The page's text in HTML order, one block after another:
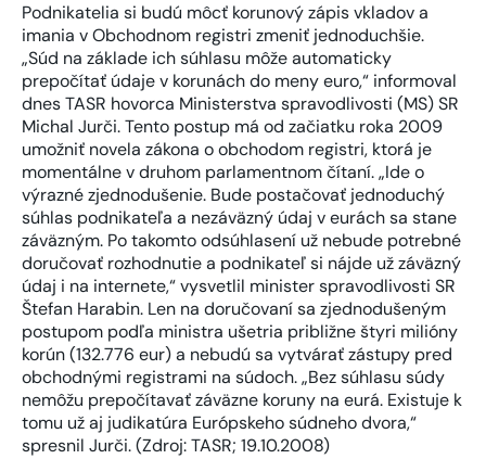
Podnikatelia si budú môcť korunový zápis vkladov a
imania v Obchodnom registri zmeniť jednoduchšie.
„Súd na základe ich súhlasu môže automaticky
prepočítať údaje v korunách do meny euro,“ informoval
dnes TASR hovorca Ministerstva spravodlivosti (MS) SR
Michal Jurči. Tento postup má od začiatku roka 2009
umožniť novela zákona o obchodom registri, ktorá je
momentálne v druhom parlamentnom čítaní. „Ide o
výrazné zjednodušenie. Bude postačovať jednoduchý
súhlas podnikateľa a nezáväzný údaj v eurách sa stane
záväzným. Po takomto odsúhlasení už nebude potrebné
doručovať rozhodnutie a podnikateľ si nájde už záväzný
údaj i na internete,“ vysvetlil minister spravodlivosti SR
Štefan Harabin. Len na doručovaní sa zjednodušeným
postupom podľa ministra ušetria približne štyri milióny
korún (132.776 eur) a nebudú sa vytvárať zástupy pred
obchodnými registrami na súdoch. „Bez súhlasu súdy
nemôžu prepočítavať záväzne koruny na eurá. Existuje k
tomu už aj judikatúra Európskeho súdneho dvora,“
spresnil Jurči. (Zdroj: TASR; 19.10.2008)